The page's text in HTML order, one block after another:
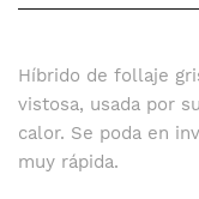
Híbrido de follaje
vistosa, usada por
calor. Se poda en
muy rápida.